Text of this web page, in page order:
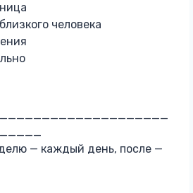
человека
— каждый день, после —